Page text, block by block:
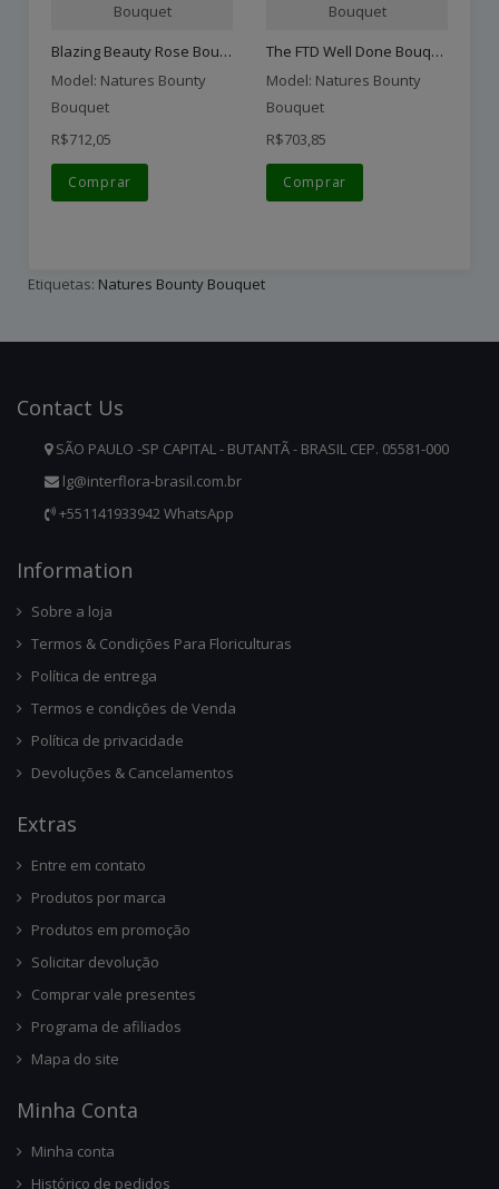
Bouquet
Blazing Beauty Rose Bouqu..
Model: Natures Bounty
Bouquet
R$712,05
Comprar
Bouquet
The FTD Well Done Bouquet..
Model: Natures Bounty
Bouquet
R$703,85
Comprar
Etiquetas: Natures Bounty Bouquet
Contact Us
SÃO PAULO -SP CAPITAL - BUTANTÃ - BRASIL CEP. 05581-000
lg@interflora-brasil.com.br
+551141933942 WhatsApp
InforMation
Sobre a loja
Termos & Condições Para Floriculturas
Política de entrega
Termos e condições de Venda
Política de privacidade
Devoluções & Cancelamentos
ExtRas
Entre em contato
Produtos por marca
Produtos em promoção
Solicitar devolução
Comprar vale presentes
Programa de afiliados
Mapa do site
Minha Conta
Minha conta
Histórico de pedidos